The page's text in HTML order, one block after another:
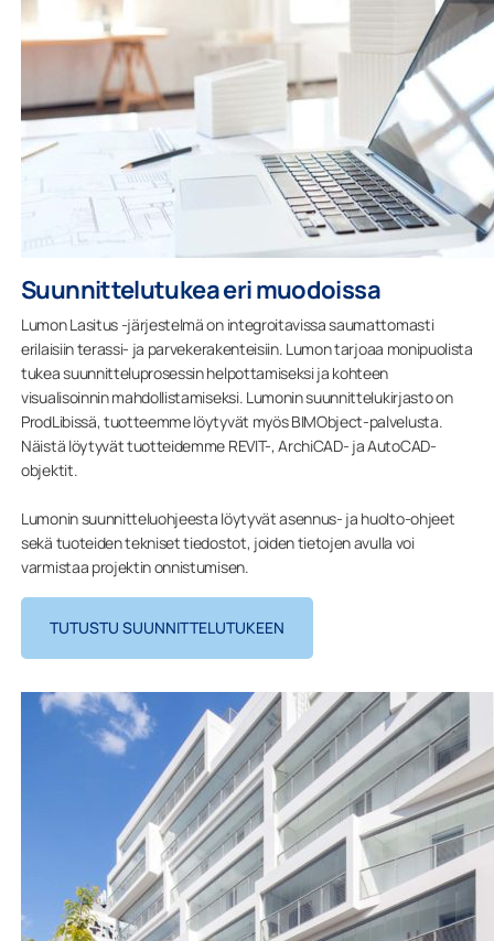
Suunnittelutukea eri muodoissa
Lumon Lasitus -järjestelmä on integroitavissa saumattomasti
erilaisiin terassi- ja parvekerakenteisiin. Lumon tarjoaa monipuolista
tukea suunnitteluprosessin helpottamiseksi ja kohteen
visualisoinnin mahdollistamiseksi. Lumonin suunnittelukirjasto on
ProdLibissä, tuotteemme löytyvät myös BIMObject-palvelusta.
Näistä löytyvät tuotteidemme REVIT-, ArchiCAD- ja AutoCAD-
objektit.
Lumonin suunnitteluohjeesta löytyvät asennus- ja huolto-ohjeet
sekä tuoteiden tekniset tiedostot, joiden tietojen avulla voi
varmistaa projektin onnistumisen.
TUTUSTU SUUNNITTELUTUKEEN